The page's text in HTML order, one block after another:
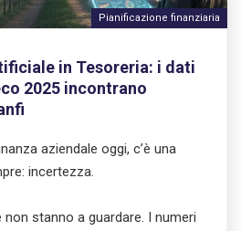
Pianificazione finanziaria
in Tesoreria: i dati
2025 incontrano
aziendale oggi, c’è una
incertezza.
non stanno a guardare. I numeri